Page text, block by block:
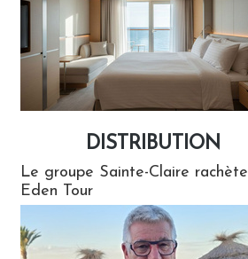
DISTRIBUTION
Le groupe Sainte-Claire rachète
Eden Tour